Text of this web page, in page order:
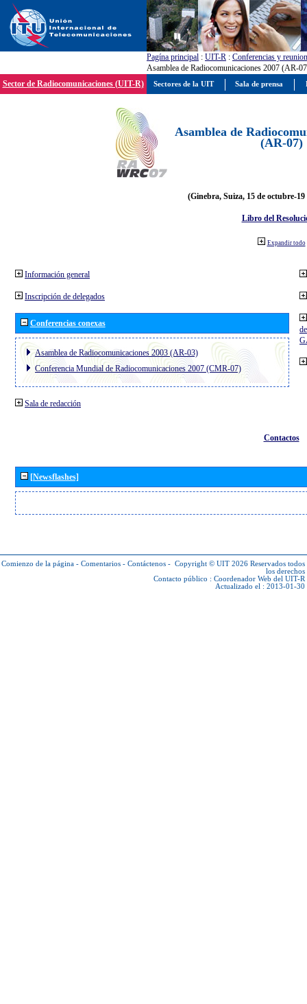
Pagína principal : UIT-R : Conferencias y
Asamblea de Radiocomunicaciones 2007 (AR-
Sector de Radiocomunicaciones (UIT-R)
Asamblea de
(AR-07)
(Ginebra, Suiza, 15 de octubre-19
Libro del
Expandir todo
Información general
Inscripción de delegados
Conferencias conexas
Asamblea de Radiocomunicaciones 2003 (AR-03)
Conferencia Mundial de Radiocomunicaciones 2007 (CMR-07)
Sala de redacción
Contactos
[Newsflashes]
Comienzo de la página - Comentarios - Contáctenos - Copyright © UIT 2026 Reservados todos
los derechos
Contacto público : Coordenador Web del UIT-R
Actualizado el : 2013-01-30
Sectores de la UIT Sala de prensa